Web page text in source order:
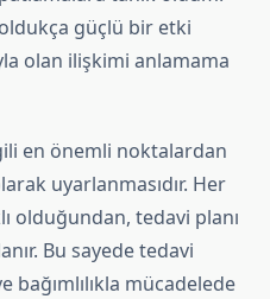
güçlü bir etki
olan ilişkimi anlamama
en önemli noktalardan
uyarlanmasıdır. Her
olduğundan, tedavi planı
Bu sayede tedavi
bağımlılıkla mücadelede